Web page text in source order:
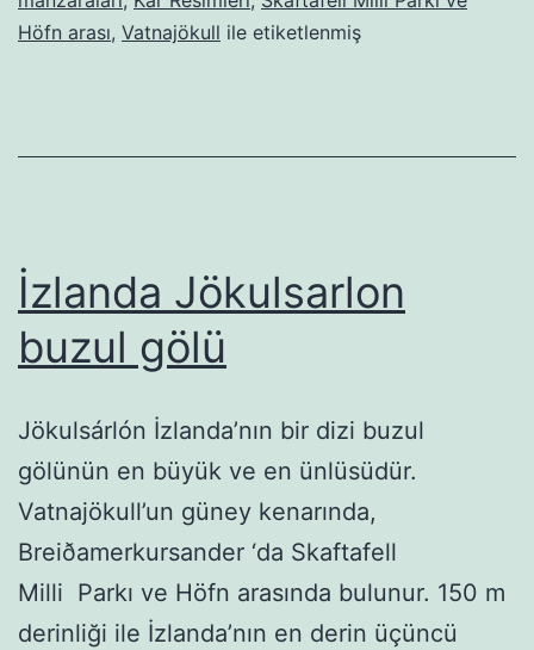
Höfn arası, Vatnajökull ile etiketlenmiş
İzlanda Jökulsarlon
buzul gölü
Jökulsárlón İzlanda’nın bir dizi buzul
gölünün en büyük ve en ünlüsüdür.
Vatnajökull’un güney kenarında,
Breiðamerkursander ‘da Skaftafell
Milli Parkı ve Höfn arasında bulunur. 150 m
derinliği ile İzlanda’nın en derin üçüncü